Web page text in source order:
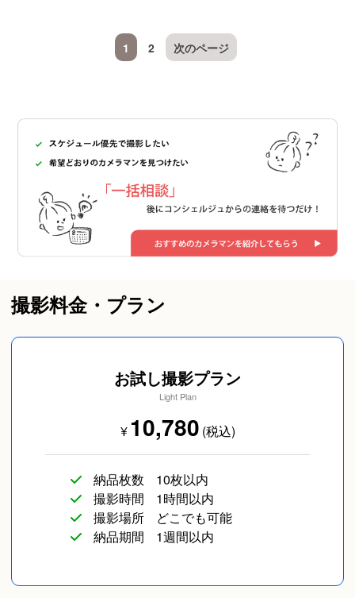
1 2 次のページ
撮影料金・プラン
お試し撮影プラン
Light Plan
¥10,780 (税込)
納品枚数
10枚以内
撮影時間
1時間以内
撮影場所
どこでも可能
納品期間
1週間以内